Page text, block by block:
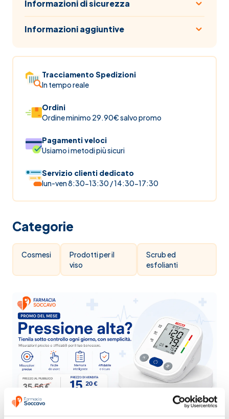
Informazioni di sicurezza
Informazioni aggiuntive
Tracciamento Spedizioni
In tempo reale
Ordini
Ordine minimo 29.90€ salvo promo
Pagamenti veloci
Usiamo i metodi più sicuri
Servizio clienti dedicato
lun-ven 8:30-13:30 / 14:30-17:30
Categorie
Cosmesi
Prodotti per il
viso
Scrub ed
esfolianti